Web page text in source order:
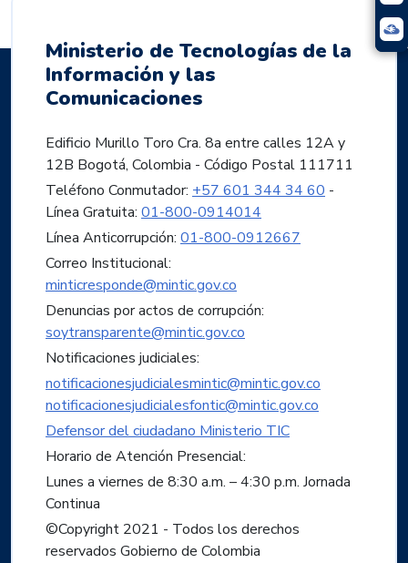
Ministerio de Tecnologías de la
Información y las
Comunicaciones
Edificio Murillo Toro Cra. 8a entre calles 12A y
12B Bogotá, Colombia - Código Postal 111711
Teléfono Conmutador: +57 601 344 34 60 -
Línea Gratuita: 01-800-0914014
Línea Anticorrupción: 01-800-0912667
Correo Institucional:
minticresponde@mintic.gov.co
Denuncias por actos de corrupción:
soytransparente@mintic.gov.co
Notificaciones judiciales:
notificacionesjudicialesmintic@mintic.gov.co
notificacionesjudicialesfontic@mintic.gov.co
Defensor del ciudadano Ministerio TIC
Horario de Atención Presencial:
Lunes a viernes de 8:30 a.m. – 4:30 p.m. Jornada
Continua
©Copyright 2021 - Todos los derechos
reservados Gobierno de Colombia